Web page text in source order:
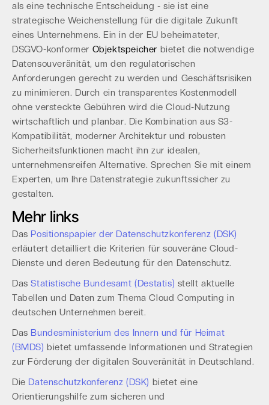
als eine technische Entscheidung - sie ist eine
strategische Weichenstellung für die digitale Zukunft
eines Unternehmens. Ein in der EU beheimateter,
DSGVO-konformer Objektspeicher bietet die notwendige
Datensouveränität, um den regulatorischen
Anforderungen gerecht zu werden und Geschäftsrisiken
zu minimieren. Durch ein transparentes Kostenmodell
ohne versteckte Gebühren wird die Cloud-Nutzung
wirtschaftlich und planbar. Die Kombination aus S3-
Kompatibilität, moderner Architektur und robusten
Sicherheitsfunktionen macht ihn zur idealen,
unternehmensreifen Alternative. Sprechen Sie mit einem
Experten, um Ihre Datenstrategie zukunftssicher zu
gestalten.
Mehr links
Das Positionspapier der Datenschutzkonferenz (DSK)
erläutert detailliert die Kriterien für souveräne Cloud-
Dienste und deren Bedeutung für den Datenschutz.
DasStatistische Bundesamt (Destatis) stellt aktuelle
Tabellen und Daten zum Thema Cloud Computing in
deutschen Unternehmen bereit.
Das Bundesministerium des Innern und für Heimat
(BMDS) bietet umfassende Informationen und Strategien
zur Förderung der digitalen Souveränität in Deutschland.
Die Datenschutzkonferenz (DSK) bietet eine
Orientierungshilfe zum sicheren und